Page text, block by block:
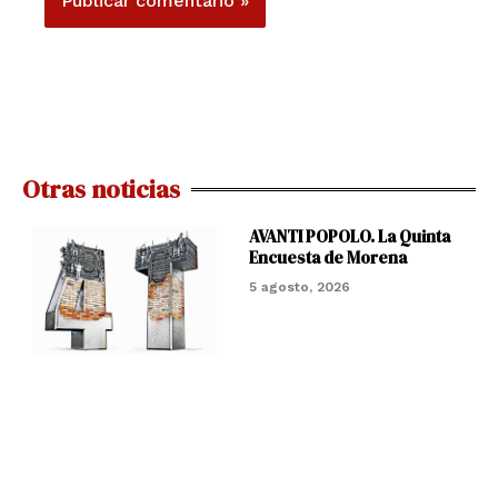
Otras noticias
AVANTI POPOLO. La Quinta
Encuesta de Morena
5 agosto, 2026